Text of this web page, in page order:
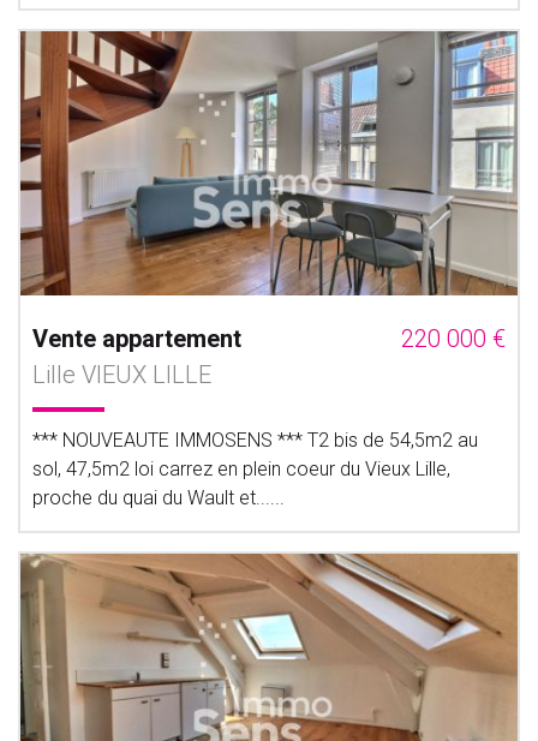
Vente appartement
220 000 €
Lille VIEUX LILLE
*** NOUVEAUTE IMMOSENS *** T2 bis de 54,5m2 au
sol, 47,5m2 loi carrez en plein coeur du Vieux Lille,
proche du quai du Wault et......